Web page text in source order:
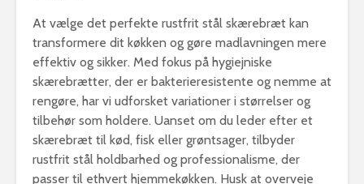
At vælge det perfekte rustfrit stål skærebræt kan
transformere dit køkken og gøre madlavningen mere
effektiv og sikker. Med fokus på hygiejniske
skærebrætter, der er bakterieresistente og nemme at
rengøre, har vi udforsket variationer i størrelser og
tilbehør som holdere. Uanset om du leder efter et
skærebræt til kød, fisk eller grøntsager, tilbyder
rustfrit stål holdbarhed og professionalisme, der
passer til ethvert hjemmekøkken. Husk at overveje